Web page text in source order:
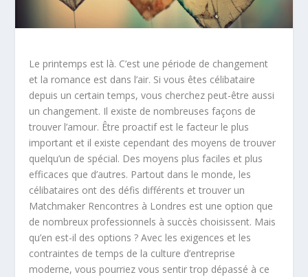
Le printemps est là. C’est une période de changement
et la romance est dans l’air. Si vous êtes célibataire
depuis un certain temps, vous cherchez peut-être aussi
un changement. Il existe de nombreuses façons de
trouver l’amour. Être proactif est le facteur le plus
important et il existe cependant des moyens de trouver
quelqu’un de spécial. Des moyens plus faciles et plus
efficaces que d’autres. Partout dans le monde, les
célibataires ont des défis différents et trouver un
Matchmaker Rencontres à Londres est une option que
de nombreux professionnels à succès choisissent. Mais
qu’en est-il des options ? Avec les exigences et les
contraintes de temps de la culture d’entreprise
moderne, vous pourriez vous sentir trop dépassé à ce